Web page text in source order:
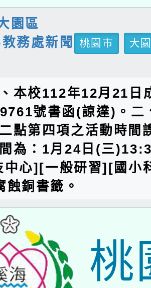
園區
務處新聞
桃園市
大
本校112年12月21日
號書函(諒達)。二
點第四項之活動時間
為：1月24日(三
中心][一般研習][國小
蝕銅書籤。
桃